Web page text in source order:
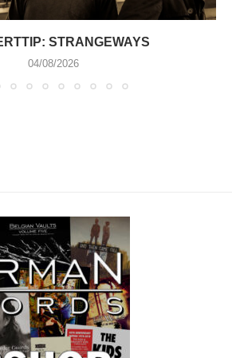
STRANGEWAYS
04/08/2026